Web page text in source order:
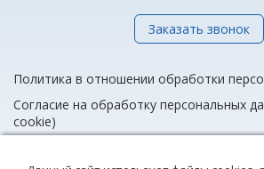
Заказать звонок
Политика в отношении обработки
Согласие на обработку персональных
cookie)